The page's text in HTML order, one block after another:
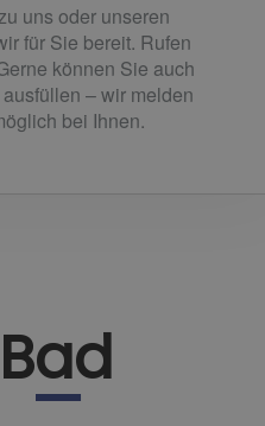
uns oder unseren
für Sie bereit. Rufen
können Sie auch
– wir melden
bei Ihnen.
Bad